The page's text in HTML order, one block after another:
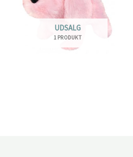
UDSALG
1 PRODUKT